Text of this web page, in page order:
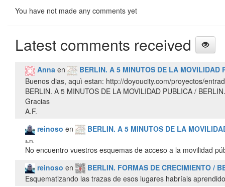
You have not made any comments yet
Latest comments received
Anna en
BERLIN. A 5 MINUTOS DE LA
Buenos dias, aquì estan: http://doyoucity.com/proyectos/
BERLIN. A 5 MINUTOS DE LA MOVILIDAD PUBLICA /
Gracias
A.F.
reinoso en BERLIN. A 5 MINUTOS DE LA
a.m.
No encuentro vuestros esquemas de acceso a la movilidad
reinoso en
BERLIN. FORMAS DE CRECIMIENTO /
Esquematizando las trazas de esos lugares habríais